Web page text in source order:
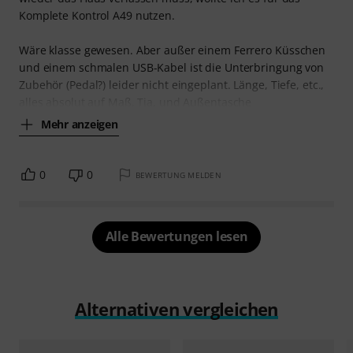
Komplete Kontrol A49 nutzen.
Wäre klasse gewesen. Aber außer einem Ferrero Küsschen
und einem schmalen USB-Kabel ist die Unterbringung von
Zubehör (Pedal?) leider nicht eingeplant. Länge, Tiefe, etc.,
Mehr anzeigen
0 0 BEWERTUNG MELDEN
Alle Bewertungen lesen
Alternativen vergleichen